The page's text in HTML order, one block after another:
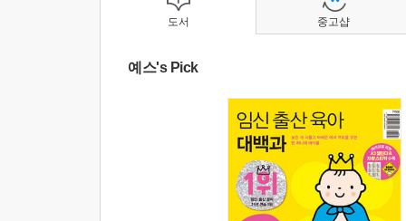
도서
예스's Pick
중고샵